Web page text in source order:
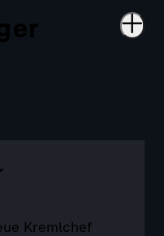
Kremlchef